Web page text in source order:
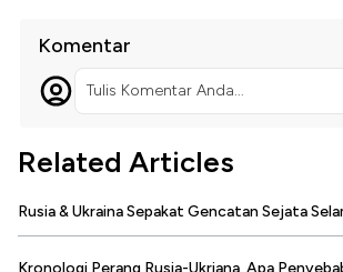
Komentar
Tulis Komentar Anda...
Related Articles
Rusia & Ukraina Sepakat Gencatan Sejata
Kronologi Perang Rusia-Ukriana, Apa